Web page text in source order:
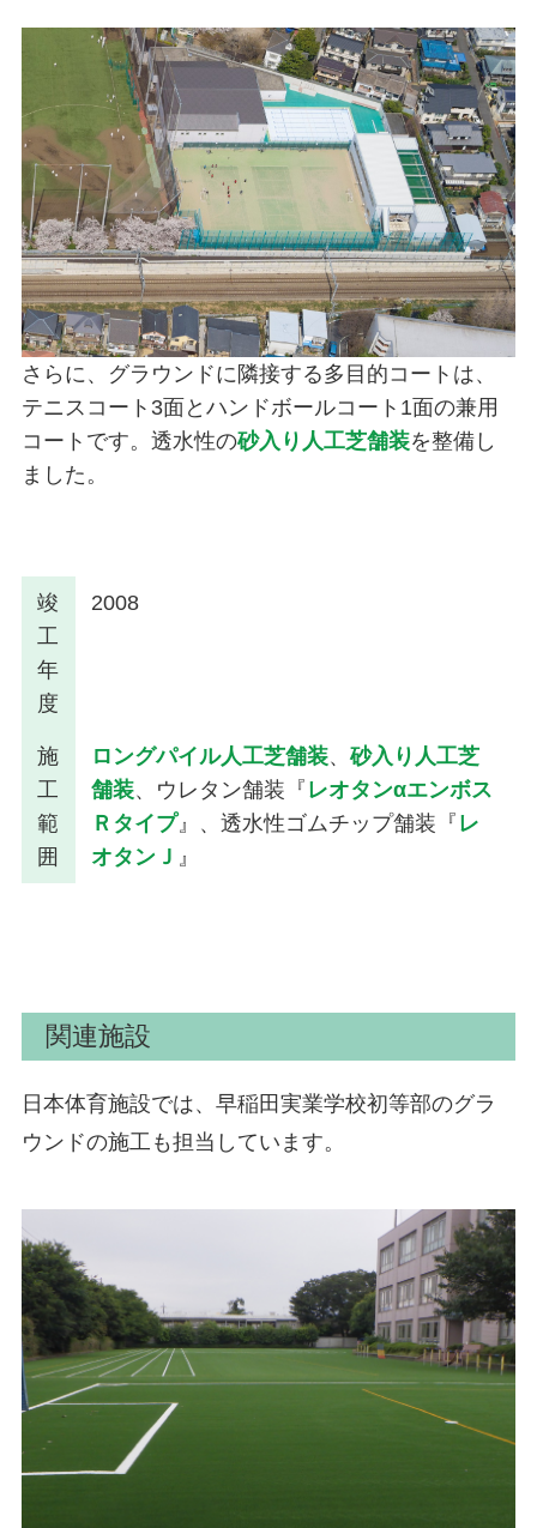
さらに、グラウンドに隣接する多目的コートは、
テニスコート3面とハンドボールコート1面の兼用
コートです。透水性の砂入り人工芝舗装を整備し
ました。
竣
工
年
度
2008
施
工
範
囲
ロングパイル人工芝舗装、砂入り人工芝
舗装、ウレタン舗装『 レオタンαエンボス
Ｒタイプ』、透水性ゴムチップ舗装『 レ
オタンＪ 』
関連施設
日本体育施設では、早稲田実業学校初等部のグラ
ウンドの施工も担当しています。